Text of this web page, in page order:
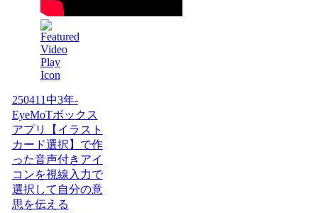
250411中3年-
EyeMoTボックス
アプリ【イラスト
カード選択】で作
った音声付きアイ
コンを視線入力で
選択して自分の意
思を伝える